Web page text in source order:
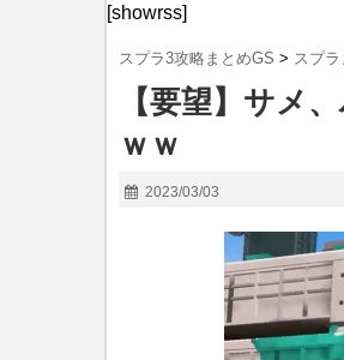
[showrss]
スプラ3攻略まとめGS > スプ
【要望】サメ
ｗｗ
2023/03/03